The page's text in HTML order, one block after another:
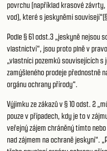
povrchu (například krasové
vod), které s jeskyněmi
Podle § 61 odst.3 „jeskyně nejsou
vlastnictví“, jsou proto plně v
„vlastníci pozemků souvisejících
zamýšleného prodeje přednostně
orgánu ochrany přírody“.
Výjimku ze zákazů v § 10 odst. 2
pouze v případech, kdy je to v
veřejný zájem chráněný tímto
nad zájmem na ochraně jeskyní“.